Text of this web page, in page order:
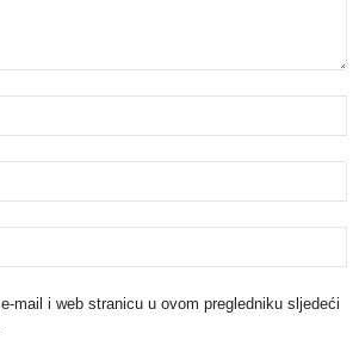
mail i web stranicu u ovom pregledniku sljedeći